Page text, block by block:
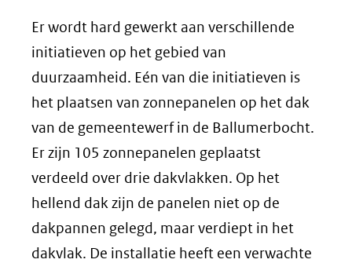
Er wordt hard gewerkt aan verschillende
initiatieven op het gebied van
duurzaamheid. Eén van die initiatieven is
het plaatsen van zonnepanelen op het dak
van de gemeentewerf in de Ballumerbocht.
Er zijn 105 zonnepanelen geplaatst
verdeeld over drie dakvlakken. Op het
hellend dak zijn de panelen niet op de
dakpannen gelegd, maar verdiept in het
dakvlak. De installatie heeft een verwachte